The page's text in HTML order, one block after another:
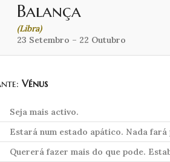
Balança
(Libra)
23 Setembro – 22 Outubro
Vénus
Seja mais activo.
Estará num estado apático. Nada
Quererá fazer mais do que pode.